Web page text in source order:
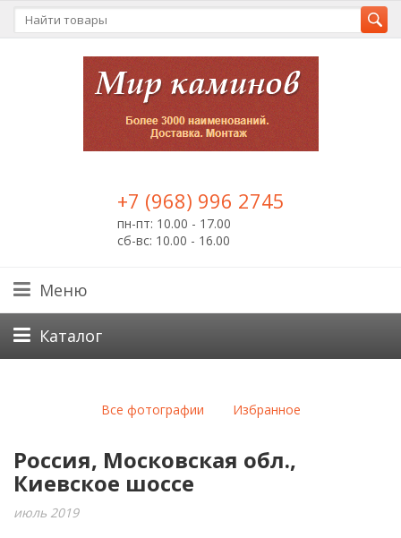
+7 (968) 996 2745
пн-пт: 10.00 - 17.00
сб-вс: 10.00 - 16.00
Меню
Каталог
Все фотографии Избранное
Россия, Московская обл.,
Киевское шоссе
июль 2019